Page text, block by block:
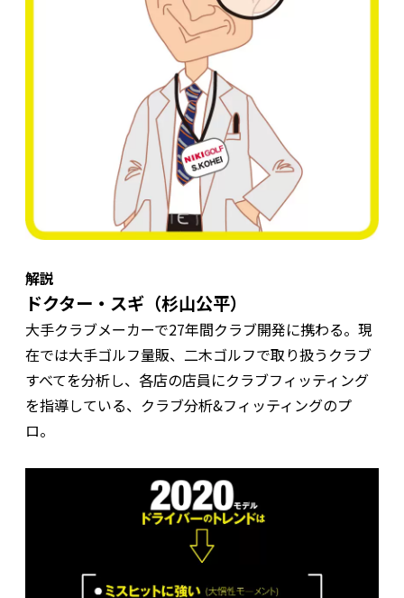
解説
ドクター・スギ（杉山公平）
大手クラブメーカーで27年間クラブ開発に携わる。現
在では大手ゴルフ量販、二木ゴルフで取り扱うクラブ
すべてを分析し、各店の店員にクラブフィッティング
を指導している、クラブ分析&フィッティングのプ
ロ。